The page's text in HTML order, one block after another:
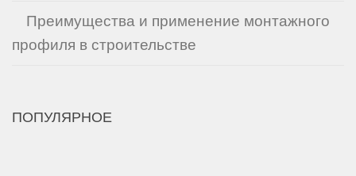
Преимущества и применение монтажного
профиля в строительстве
ПОПУЛЯРНОЕ